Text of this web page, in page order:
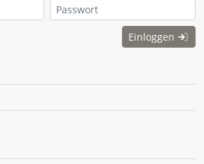
Einloggen